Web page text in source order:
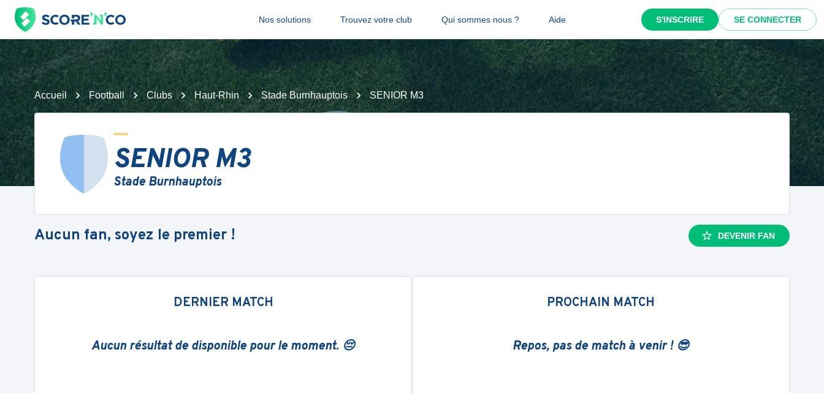
Nos solutions Trouvez votre club Qui sommes nous ? Aide S'INSCRIRE SE CONNECTER
Accueil Football Clubs Haut-Rhin Stade Burnhauptois SENIOR M3
SENIOR M3
Stade Burnhauptois
Aucun fan, soyez le premier ! DEVENIR FAN
DERNIER MATCH
Aucun résultat de disponible pour le moment. 😔
PROCHAIN MATCH
Repos, pas de match à venir ! 😎